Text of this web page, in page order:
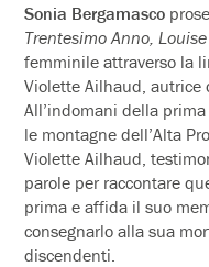
Sonia Bergamasco
Trentesimo Anno,
femminile attraverso la
Violette Ailhaud, autrice
All’indomani della
le montagne dell’Alta
Violette Ailhaud,
parole per raccontare
prima e affida il suo
consegnarlo alla sua
discendenti.